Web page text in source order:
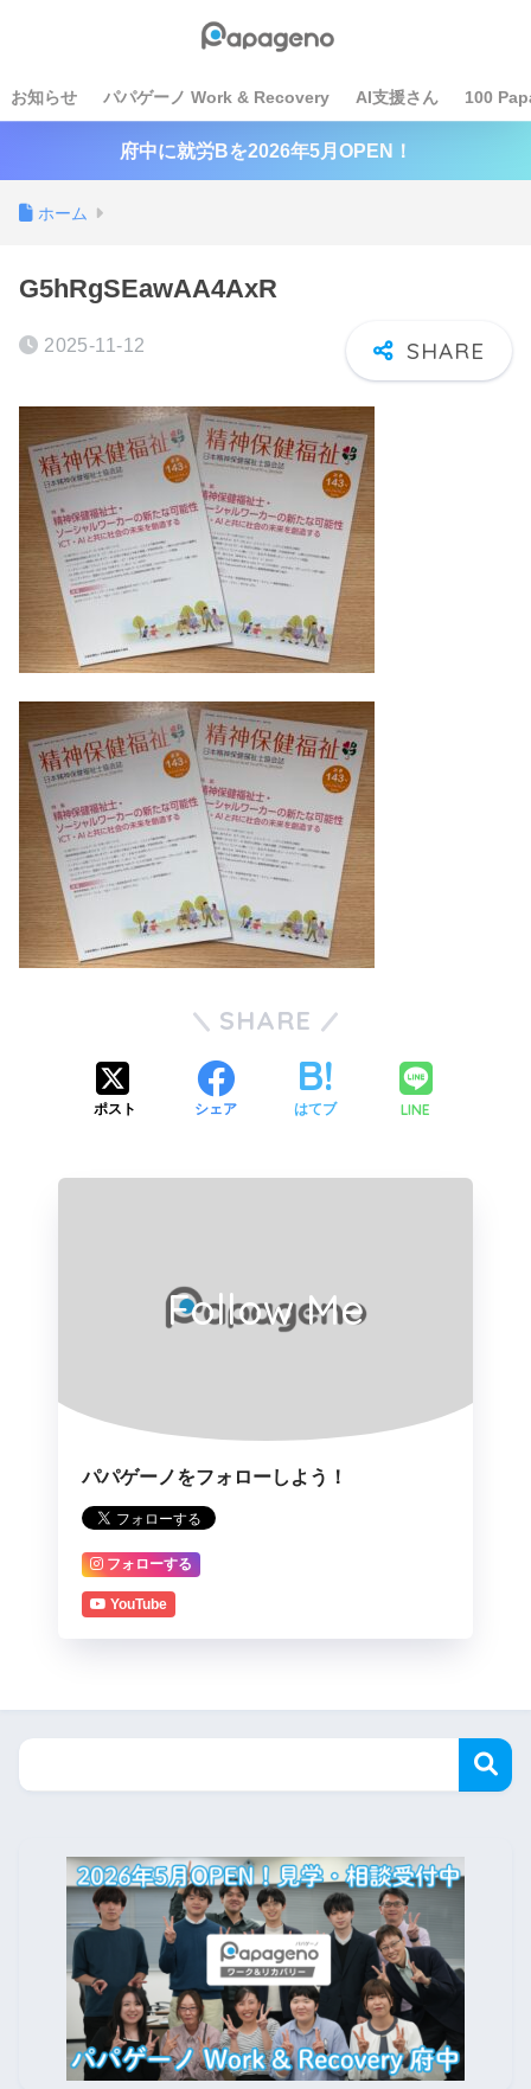
お知らせ パパゲーノ Work & Recovery AI支援さん 100
府中に就労Bを2026年5月OPEN！
ホーム
G5hRgSEawAA4AxR
2025-11-12
SHARE
ポスト シェア はてブ LINE
Follow Me
パパゲーノをフォローしよう！
フォローする
YouTube